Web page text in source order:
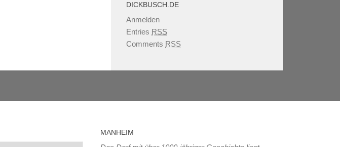
DICKBUSCH.DE
Anmelden
Entries RSS
Comments RSS
MANHEIM